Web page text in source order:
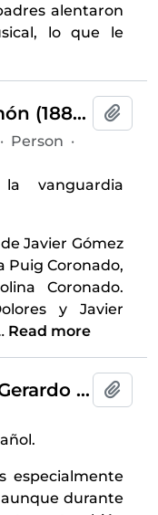
alentaron
lo que le
Gómez de la Serna, Ramón (1888-1963)
· Person ·
vanguardia
Javier Gómez
Puig Coronado,
Coronado.
y Javier
Read more
Manrique de Lara, José Gerardo (1922-2001)
especialmente
durante